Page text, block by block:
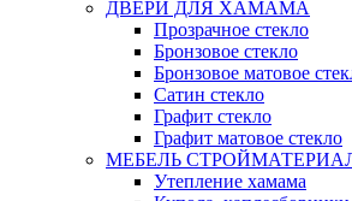
ДВЕРИ ДЛЯ ХАМАМА
Прозрачное стекло
Бронзовое стекло
Бронзовое матовое
Сатин стекло
Графит стекло
Графит матовое стекло
МЕБЕЛЬ
Утепление хамама